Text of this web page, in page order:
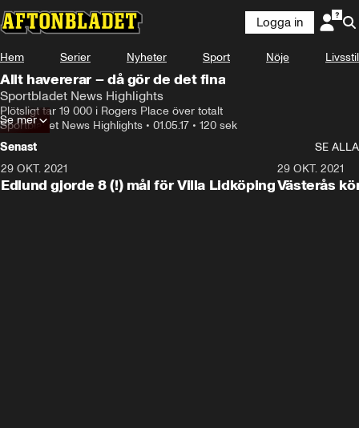
Logga in
Hem Serier Nyheter Sport Nöje Livsstil
Allt havererar – då gör de det fina
Sportbladet News Highlights
Plötsligt tar 19 000 i Rogers Place över totalt
Sportbladet News Highlights • 01.05.17 • 120 sek
Se mer
Senast
SE ALLA
29 OKT. 2021
Edlund gjorde 8 (!) mål för Villa Lidköping
29 OKT. 2021
Västerås